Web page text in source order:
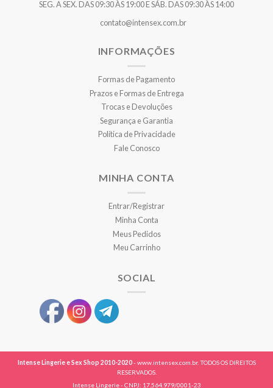
SEG. A SEX. DAS 09:30 ÀS 19:00 E SÁB. DAS 09:30 ÀS 14:00
contato@intensex.com.br
INFORMAÇÕES
Formas de Pagamento
Prazos e Formas de Entrega
Trocas e Devoluções
Segurança e Garantia
Política de Privacidade
Fale Conosco
MINHA CONTA
Entrar/Registrar
Minha Conta
Meus Pedidos
Meu Carrinho
SOCIAL
Intense Lingerie e Sex Shop 2010-2020- www.intensex.com.br. TODOS OS DIREITOS
RESERVADOS.
Intense Lingerie - CNPJ: 17.564.979/0001-23